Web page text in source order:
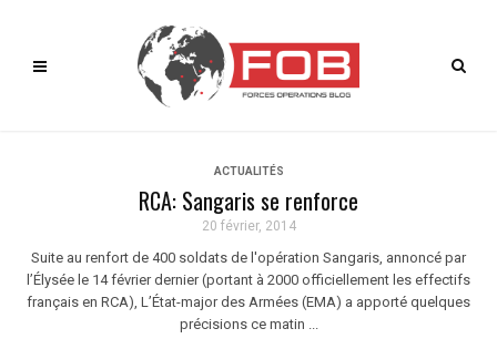
ACTUALITÉS
RCA: Sangaris se renforce
20 février, 2014
Suite au renfort de 400 soldats de l'opération Sangaris, annoncé par
l’Élysée le 14 février dernier (portant à 2000 officiellement les effectifs
français en RCA), L’État-major des Armées (EMA) a apporté quelques
précisions ce matin ...